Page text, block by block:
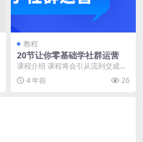
教程
20节让你零基础学社群运营
课程介绍 课程将会引从流到交成到
复购到变裂，帮你理梳社群营销体
全系！程课所有容内...
4 年前 26